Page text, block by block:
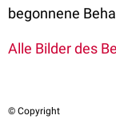
begonnene
Alle Bilder des
© Copyright